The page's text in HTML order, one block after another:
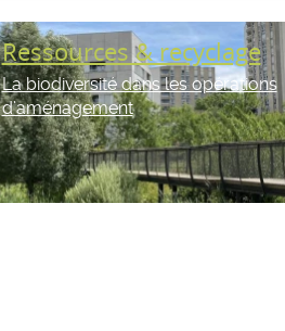
La biodiversité dans les opérations
d’aménagement
Ressources & recyclage